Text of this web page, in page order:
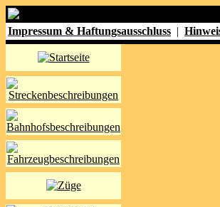
Impressum & Haftungsausschluss |